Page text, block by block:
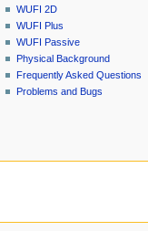
g
a
m
ü
Quelltext
anzeigen
Versionsgeschichte
WUFI 2D
WUFI Plus
WUFI Passive
Physical Background
Frequently Asked Questions
Problems and Bugs
Navigation
WUFI